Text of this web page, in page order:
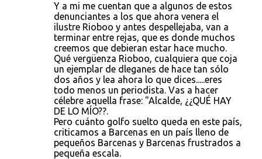
Y a mi me cuentan que a algunos de estos
denunciantes a los que ahora venera el
ilustre Rioboo y antes despellejaba, van a
terminar entre rejas, que es donde muchos
creemos que debieran estar hace mucho.
Qué vergüenza Rioboo, cualquiera que coja
un ejemplar de dleganes de hace tan sólo
dos años y lea ahora lo que dices.....eres
todo menos un periodista. Vas a hacer
célebre aquella frase: "Alcalde, ¿¿QUÉ HAY
DE LO MÍO??.
Pero cuánto golfo suelto queda en este país,
criticamos a Barcenas en un país lleno de
pequeños Barcenas y Barcenas frustrados a
pequeña escala.